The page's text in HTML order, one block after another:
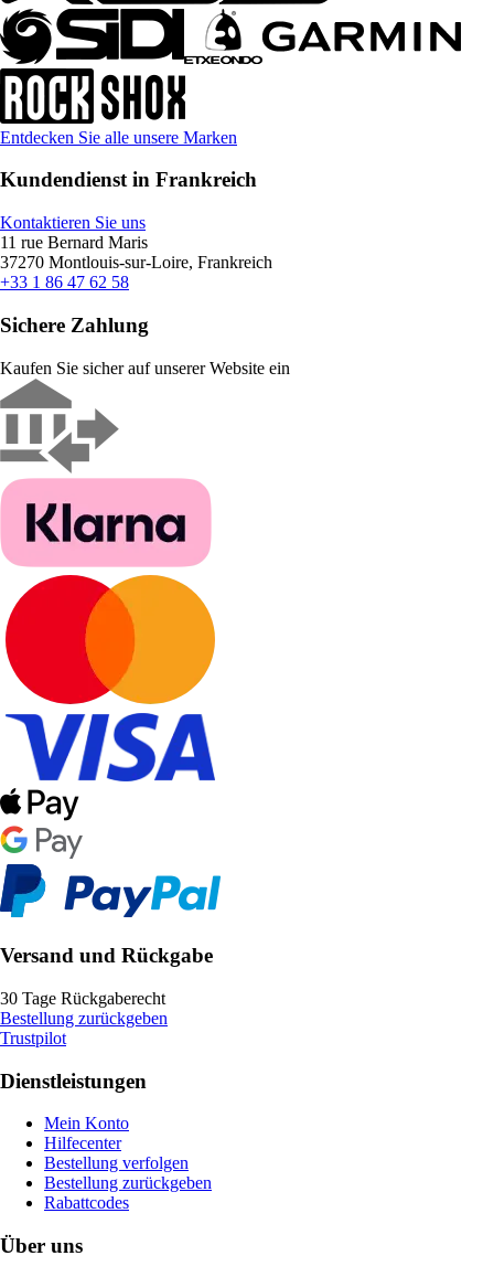
Entdecken Sie alle unsere Marken
Kundendienst in Frankreich
Kontaktieren Sie uns
11 rue Bernard Maris
37270 Montlouis-sur-Loire, Frankreich
+33 1 86 47 62 58
Sichere Zahlung
Kaufen Sie sicher auf unserer Website ein
Versand und Rückgabe
30 Tage Rückgaberecht
Bestellung zurückgeben
Trustpilot
Dienstleistungen
Mein Konto
Hilfecenter
Bestellung verfolgen
Bestellung zurückgeben
Rabattcodes
Über uns